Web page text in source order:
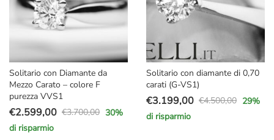
Solitario con Diamante da
Mezzo Carato – colore F
purezza VVS1
€3.700,00
Il
prezzo
€2.599,00
Il
prezzo
30%
di risparmio
Solitario con diamante di 0,70
carati (G-VS1)
€4.500,00
Il
prezzo
€3.199,00
Il
prezzo
29%
di risparmio